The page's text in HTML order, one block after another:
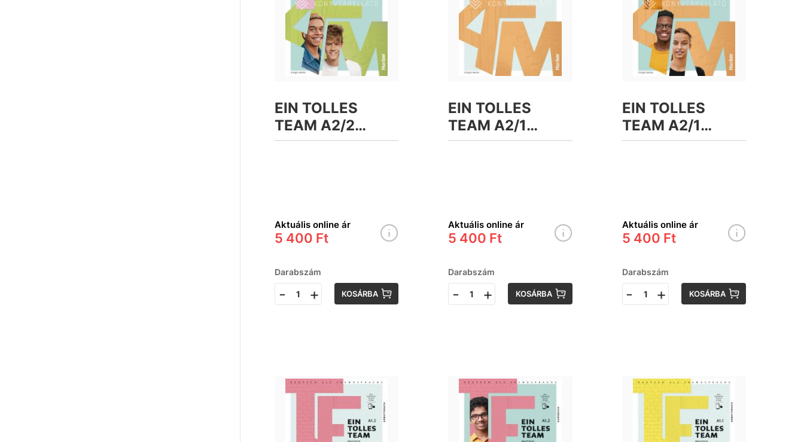
EIN TOLLES
TEAM A2/2
Kursbuch Plus
Aktuális online ár
5 400 Ft
Darabszám
- + KOSÁRBA
EIN TOLLES
TEAM A2/1
Arbeitsbuch,
Aktuális online ár
5 400 Ft
Darabszám
- + KOSÁRBA
EIN TOLLES
TEAM A2/1
Kursbuch Plus
Aktuális online ár
5 400 Ft
Darabszám
- + KOSÁRBA